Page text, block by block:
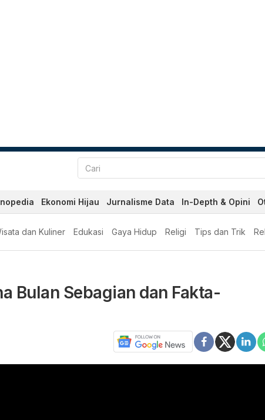
Ekonomi Hijau Jurnalisme Data In-Depth & Opini
dan Kuliner Edukasi Gaya Hidup Religi Tips dan Trik
Bulan Sebagian dan Fakta-